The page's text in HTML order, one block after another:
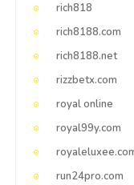
rich818
rich8188.com
rich8188.net
rizzbetx.com
royal online
royal99y.com
run24pro.com